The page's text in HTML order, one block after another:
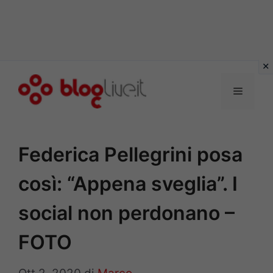
Menu
Federica Pellegrini posa
così: “Appena sveglia”. I
social non perdonano –
FOTO